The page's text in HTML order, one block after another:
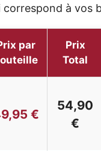
correspond à vos
par
Prix
Total
€
54,90
€